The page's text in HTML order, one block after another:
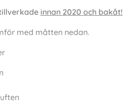
innan 2020 och bakåt!
med måtten nedan.